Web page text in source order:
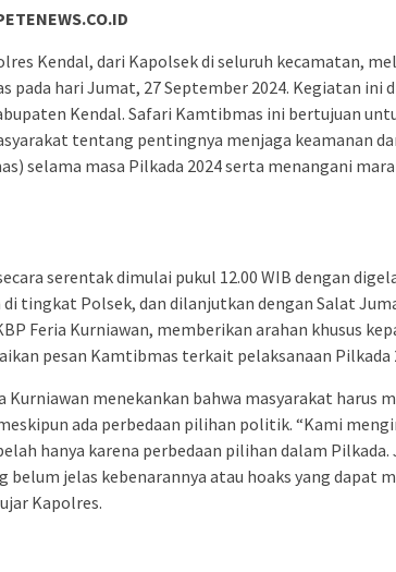
Kendal, dari Kapolsek di seluruh kecamatan,
pada hari Jumat, 27 September 2024. Kegiatan ini
Kendal. Safari Kamtibmas ini bertujuan
tentang pentingnya menjaga keamanan
selama masa Pilkada 2024 serta menangani
serentak dimulai pukul 12.00 WIB dengan
tingkat Polsek, dan dilanjutkan dengan Salat
Feria Kurniawan, memberikan arahan khusus
pesan Kamtibmas terkait pelaksanaan Pilkada
Kurniawan menekankan bahwa masyarakat harus
ada perbedaan pilihan politik. “Kami
hanya karena perbedaan pilihan dalam Pilkada.
belum jelas kebenarannya atau hoaks yang dapat
Kapolres.